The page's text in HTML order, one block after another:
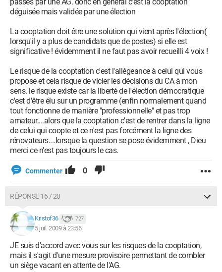
déguisée mais validée par une élection
La cooptation doit être une solution qui vient après l'élection(
lorsqu'il y a plus de candidats que de postes) si elle est
significative ! évidemment il ne faut pas avoir recueilli 4 voix !
Le risque de la cooptation c'est l'allégeance à celui qui vous
propose et cela risque de vicier les décisions du CA à mon
sens. le risque existe car la liberté de l'élection démocratique
c'est d'être élu sur un programme (enfin normalement quand
tout fonctionne de manière "professionnelle" et pas trop
amateur....alors que la cooptation c'est de rentrer dans la ligne
de celui qui coopte et ce n'est pas forcément la ligne des
rénovateurs....lorsque la question se pose évidemment , Dieu
merci ce n'est pas toujours le cas.
Commenter 0
RÉPONSE 16 / 20
Kristof36 727
5 juil. 2009 à 23:56
JE suis d'accord avec vous sur les risques de la cooptation,
mais il s'agit d'une mesure provisoire permettant de combler
un siège vacant en attente de l'AG.